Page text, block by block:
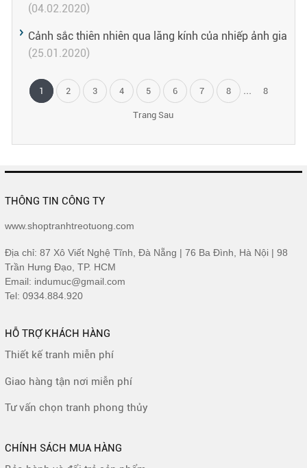
(04.02.2020)
Cảnh sắc thiên nhiên qua lăng kính của nhiếp ảnh gia
(25.01.2020)
1 2 3 4 5 6 7 8 ... 8
Trang Sau
THÔNG TIN CÔNG TY
www.shoptranhtreotuong.com
Địa chỉ: 87 Xô Viết Nghệ Tĩnh, Đà Nẵng | 76 Ba Đình, Hà Nội | 98
Trần Hưng Đạo, TP. HCM
Email: indumuc@gmail.com
Tel: 0934.884.920
HỖ TRỢ KHÁCH HÀNG
Thiết kế tranh miễn phí
Giao hàng tận nơi miễn phí
Tư vấn chọn tranh phong thủy
CHÍNH SÁCH MUA HÀNG